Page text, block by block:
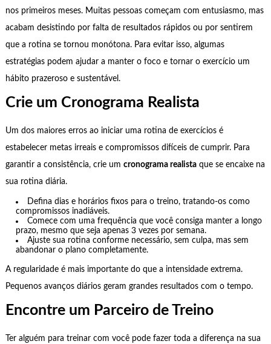
nos primeiros meses. Muitas pessoas começam com entusiasmo, mas
acabam desistindo por falta de resultados rápidos ou por sentirem
que a rotina se tornou monótona. Para evitar isso, algumas
estratégias podem ajudar a manter o foco e tornar o exercício um
hábito prazeroso e sustentável.
Crie um Cronograma Realista
Um dos maiores erros ao iniciar uma rotina de exercícios é
estabelecer metas irreais e compromissos difíceis de cumprir. Para
garantir a consistência, crie um cronograma realistaque se encaixe na
sua rotina diária.
Defina dias e horários fixos para o treino, tratando-os como
compromissos inadiáveis.
Comece com uma frequência que você consiga manter a longo
prazo, mesmo que seja apenas 3 vezes por semana.
Ajuste sua rotina conforme necessário, sem culpa, mas sem
abandonar o plano completamente.
A regularidade é mais importante do que a intensidade extrema.
Pequenos avanços diários geram grandes resultados com o tempo.
Encontre um Parceiro de Treino
Ter alguém para treinar com você pode fazer toda a diferença na sua